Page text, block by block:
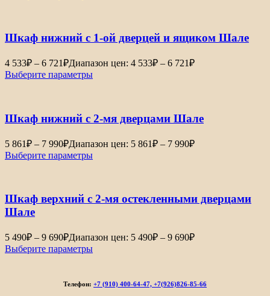
Шкаф нижний с 1-ой дверцей и ящиком Шале
4 533₽ – 6 721₽Диапазон цен: 4 533₽ – 6 721₽
Выберите параметры
Шкаф нижний с 2-мя дверцами Шале
5 861₽ – 7 990₽Диапазон цен: 5 861₽ – 7 990₽
Выберите параметры
Шкаф верхний с 2-мя остекленными дверцами
Шале
5 490₽ – 9 690₽Диапазон цен: 5 490₽ – 9 690₽
Выберите параметры
Телефон: +7 (910) 400-64-47, +7(926)826-85-66